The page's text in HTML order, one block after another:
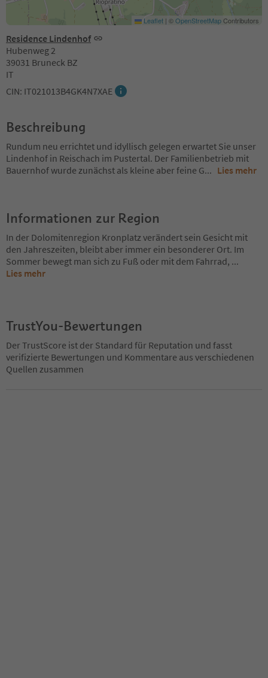
Residence Lindenhof
Hubenweg 2
39031 Bruneck BZ
IT
CIN: IT021013B4GK4N7XAE
Leaflet | ©OpenStreetMapContributors
Beschreibung
Rundum neu errichtet und idyllisch gelegen erwartet Sie unser
Lindenhof in Reischach im Pustertal. Der Familienbetrieb mit
Bauernhof wurde zunächst als kleine aber feine G... Lies mehr
Informationen zur Region
In der Dolomitenregion Kronplatz verändert sein Gesicht mit
den Jahreszeiten, bleibt aber immer ein besonderer Ort. Im
Sommer bewegt man sich zu Fuß oder mit dem Fahrrad, ...
Lies mehr
TrustYou-Bewertungen
Der TrustScore ist der Standard für Reputation und fasst
verifizierte Bewertungen und Kommentare aus verschiedenen
Quellen zusammen